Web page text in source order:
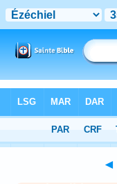
> Ézéchiel 35
◄